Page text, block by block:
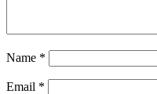
Name *
Email *